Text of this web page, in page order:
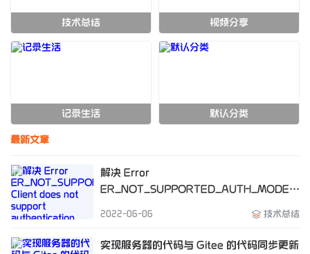
技术总结 视频分享
记录生活 默认分类
最新文章
解决 Error
ER_NOT_SUPPORTED_AUTH_MODE
2022-06-06 技术总结
实现服务器的代码与 Gitee 的代码同步更新